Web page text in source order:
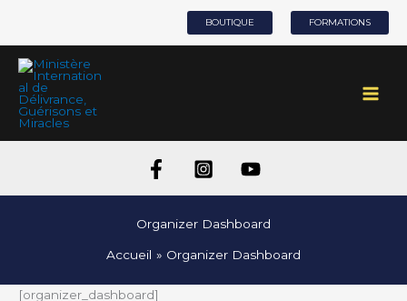
contenu
BOUTIQUE FORMATIONS
Organizer Dashboard
Accueil Organizer Dashboard
[organizer_dashboard]